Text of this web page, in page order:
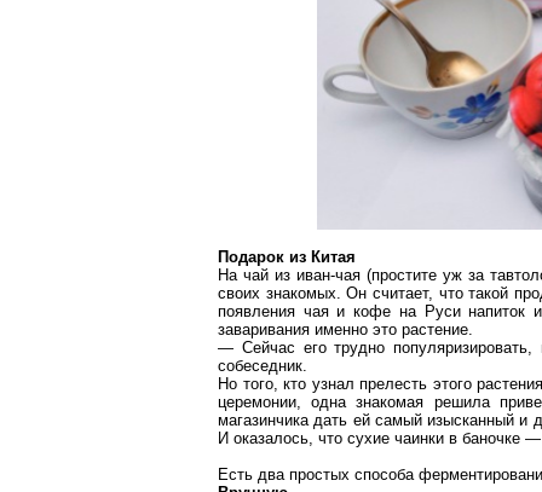
Подарок из Китая
На чай из иван-чая (простите уж за
своих знакомых. Он считает, что такой
появления чая и кофе на Руси напиток
заваривания именно это растение.
— Сейчас его трудно
собеседник.
Но того, кто узнал прелесть этого
церемонии, одна знакомая решила
магазинчика дать ей самый изысканный и
И оказалось, что сухие чаинки в баночке
Есть два простых способа